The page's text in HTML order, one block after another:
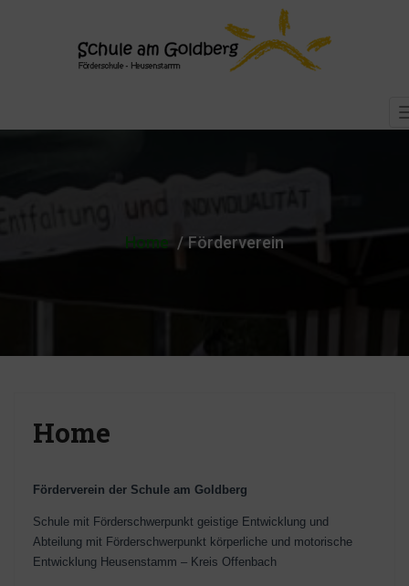
Home Förderverein
Home
Förderverein der Schule am Goldberg
Schule mit Förderschwerpunkt geistige Entwicklung und
Abteilung mit Förderschwerpunkt körperliche und motorische
Entwicklung Heusenstamm – Kreis Offenbach